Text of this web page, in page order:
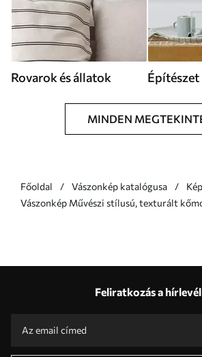
Rovarok és állatok Építészet
MINDEN
Főoldal Vászonkép katalógusa
Vászonkép Művészi stílusú,
Feliratkozás a